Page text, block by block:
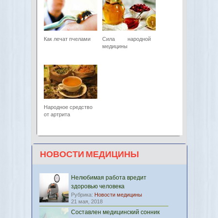
Как лечат пчелами
Сила народной
медицины
Народное средство
от артрита
НОВОСТИ МЕДИЦИНЫ
Нелюбимая работа вредит
здоровью человека
Рубрика: Новости медицины
21 мая, 2018
Составлен медицинский сонник